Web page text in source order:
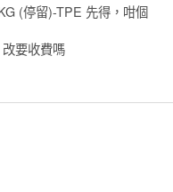
(停留)-TPE 先得，咁個
要收費嗎